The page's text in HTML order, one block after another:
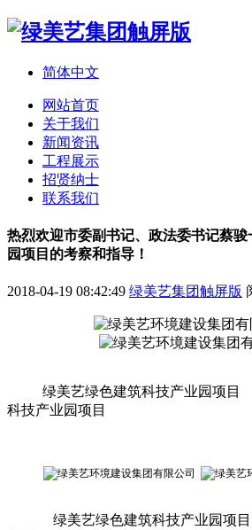
简体中文
网站首页
关于我们
新闻资讯
工程展示
招贤纳士
联系我们
热烈欢迎市委副书记、政法委书记蔡
园项目的考察和指导！
2018-04-19 08:42:49 绿美艺集团触屏版
绿美艺绿色建筑科技产业园项目
科技产业园项目
绿美艺绿色建筑科技